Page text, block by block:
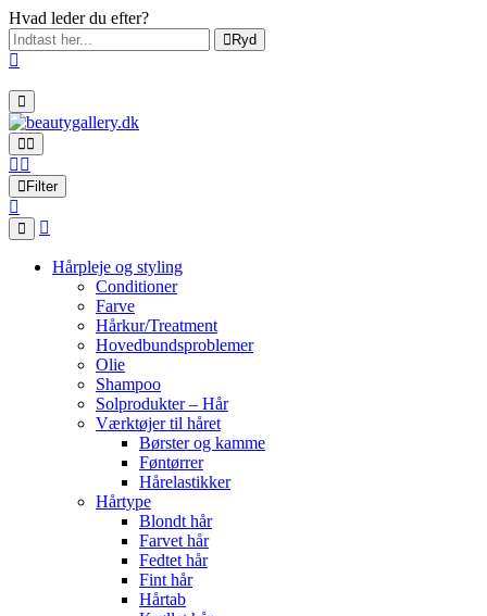
Hvad leder du efter?
Ryd
Filter
Hårpleje og styling
Conditioner
Farve
Hårkur/Treatment
Hovedbundsproblemer
Olie
Shampoo
Solprodukter – Hår
Værktøjer til håret
Børster og kamme
Føntørrer
Hårelastikker
Hårtype
Blondt hår
Farvet hår
Fedtet hår
Fint hår
Hårtab